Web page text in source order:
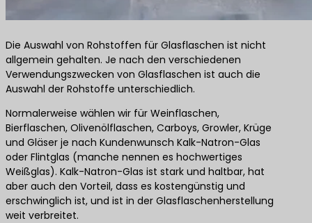
Die Auswahl von Rohstoffen für Glasflaschen ist nicht
allgemein gehalten. Je nach den verschiedenen
Verwendungszwecken von Glasflaschen ist auch die
Auswahl der Rohstoffe unterschiedlich.
Normalerweise wählen wir für Weinflaschen,
Bierflaschen, Olivenölflaschen, Carboys, Growler, Krüge
und Gläser je nach Kundenwunsch Kalk-Natron-Glas
oder Flintglas (manche nennen es hochwertiges
Weißglas). Kalk-Natron-Glas ist stark und haltbar, hat
aber auch den Vorteil, dass es kostengünstig und
erschwinglich ist, und ist in der Glasflaschenherstellung
weit verbreitet.